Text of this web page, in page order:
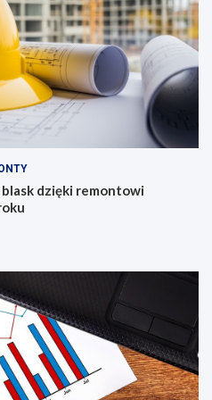
blask dzięki remontowi